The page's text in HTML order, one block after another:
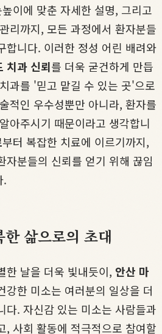
이에 맞춘 자세한 설명, 그리고
리까지, 모든 과정에서 환자분들
합니다. 이러한 정성 어린 배려와
치과 신뢰를 더욱 굳건하게 만듭
과를 '믿고 맡길 수 있는 곳'으로
적인 우수성뿐만 아니라, 환자를
아주시기 때문이라고 생각합니
부터 복잡한 치료에 이르기까지,
자분들의 신뢰를 얻기 위해 끊임
.
삶으로의 초대
한 날을 더욱 빛내듯이, 안산 마
강한 미소는 여러분의 일상을 더
다. 자신감 있는 미소는 사람들과
, 사회 활동에 적극적으로 참여할